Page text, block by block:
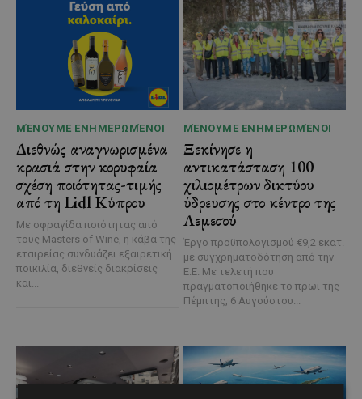
ΜΈΝΟΥΜΕ ΕΝΗΜΕΡΩΜΈΝΟΙ
Διεθνώς αναγνωρισμένα
κρασιά στην κορυφαία
σχέση ποιότητας-τιμής
από τη Lidl Κύπρου
Με σφραγίδα ποιότητας από
τους Masters of Wine, η κάβα της
εταιρείας συνδυάζει εξαιρετική
ποικιλία, διεθνείς διακρίσεις
και...
ΜΈΝΟΥΜΕ ΕΝΗΜΕΡΩΜΈΝΟΙ
Ξεκίνησε η
αντικατάσταση 100
χιλιομέτρων δικτύου
ύδρευσης στο κέντρο της
Λεμεσού
Έργο προϋπολογισμού €9,2 εκατ.
με συγχρηματοδότηση από την
Ε.Ε. Με τελετή που
πραγματοποιήθηκε το πρωί της
Πέμπτης, 6 Αυγούστου...